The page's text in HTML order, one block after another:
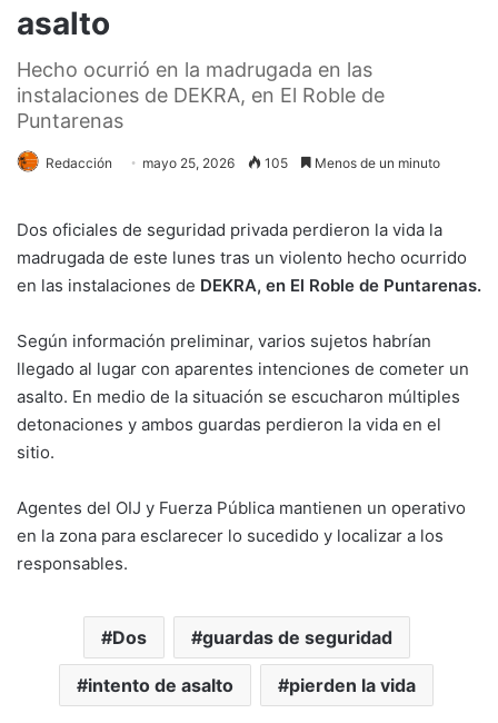
asalto
Hecho ocurrió en la madrugada en las
instalaciones de DEKRA, en El Roble de
Puntarenas
Redacción mayo 25, 2026 105 Menos de un minuto
Dos oficiales de seguridad privada perdieron la vida la
madrugada de este lunes tras un violento hecho ocurrido
en las instalaciones de DEKRA, en El Roble de Puntarenas.
Según información preliminar, varios sujetos habrían
llegado al lugar con aparentes intenciones de cometer un
asalto. En medio de la situación se escucharon múltiples
detonaciones y ambos guardas perdieron la vida en el
sitio.
Agentes del OIJ y Fuerza Pública mantienen un operativo
en la zona para esclarecer lo sucedido y localizar a los
responsables.
Dos guardas de seguridad
intento de asalto pierden la vida